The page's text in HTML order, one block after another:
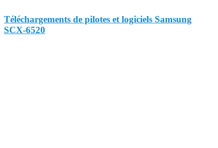
Téléchargements de pilotes et logiciels Samsung
SCX-6520